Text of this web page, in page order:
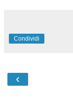
Condividi
‹